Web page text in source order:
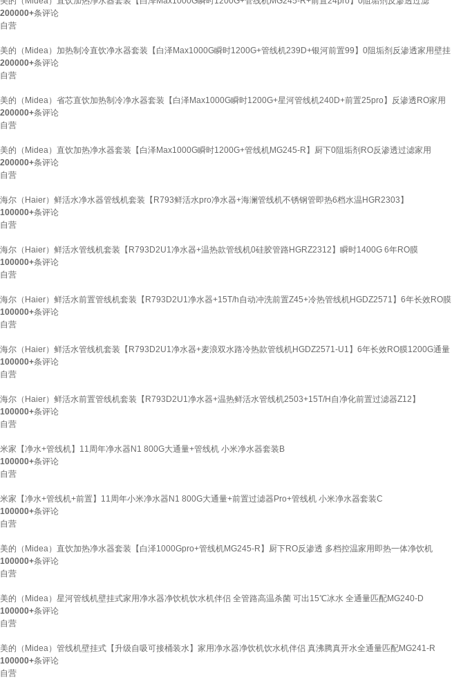
200000+条评论
自营
美的（Midea）加热制冷直饮净水器套装【白泽Max1000G瞬时1200G+管线机239D+银河前置99】0阻垢剂反渗透家用壁挂
200000+条评论
自营
美的（Midea）省芯直饮加热制冷净水器套装【白泽Max1000G瞬时1200G+星河管线机240D+前置25pro】反渗透RO家用
200000+条评论
自营
美的（Midea）直饮加热净水器套装【白泽Max1000G瞬时1200G+管线机MG245-R】厨下0阻垢剂RO反渗透过滤家用
200000+条评论
自营
海尔（Haier）鲜活水净水器管线机套装【R793鲜活水pro净水器+海澜管线机不锈钢管即热6档水温HGR2303】
100000+条评论
自营
海尔（Haier）鲜活水管线机套装【R793D2U1净水器+温热款管线机0硅胶管路HGRZ2312】瞬时1400G 6年RO膜
100000+条评论
自营
海尔（Haier）鲜活水前置管线机套装【R793D2U1净水器+15T/h自动冲洗前置Z45+冷热管线机HGDZ2571】6年长效RO膜
100000+条评论
自营
海尔（Haier）鲜活水管线机套装【R793D2U1净水器+麦浪双水路冷热款管线机HGDZ2571-U1】6年长效RO膜1200G通量
100000+条评论
自营
海尔（Haier）鲜活水前置管线机套装【R793D2U1净水器+温热鲜活水管线机2503+15T/H自净化前置过滤器Z12】
100000+条评论
自营
米家【净水+管线机】11周年净水器N1 800G大通量+管线机 小米净水器套装B
100000+条评论
自营
米家【净水+管线机+前置】11周年小米净水器N1 800G大通量+前置过滤器Pro+管线机 小米净水器套装C
100000+条评论
自营
美的（Midea）直饮加热净水器套装【白泽1000Gpro+管线机MG245-R】厨下RO反渗透 多档控温家用即热一体净饮机
100000+条评论
自营
美的（Midea）星河管线机壁挂式家用净水器净饮机饮水机伴侣 全管路高温杀菌 可出15℃冰水 全通量匹配MG240-D
100000+条评论
自营
美的（Midea）管线机壁挂式【升级自吸可接桶装水】家用净水器净饮机饮水机伴侣 真沸腾真开水全通量匹配MG241-R
100000+条评论
自营